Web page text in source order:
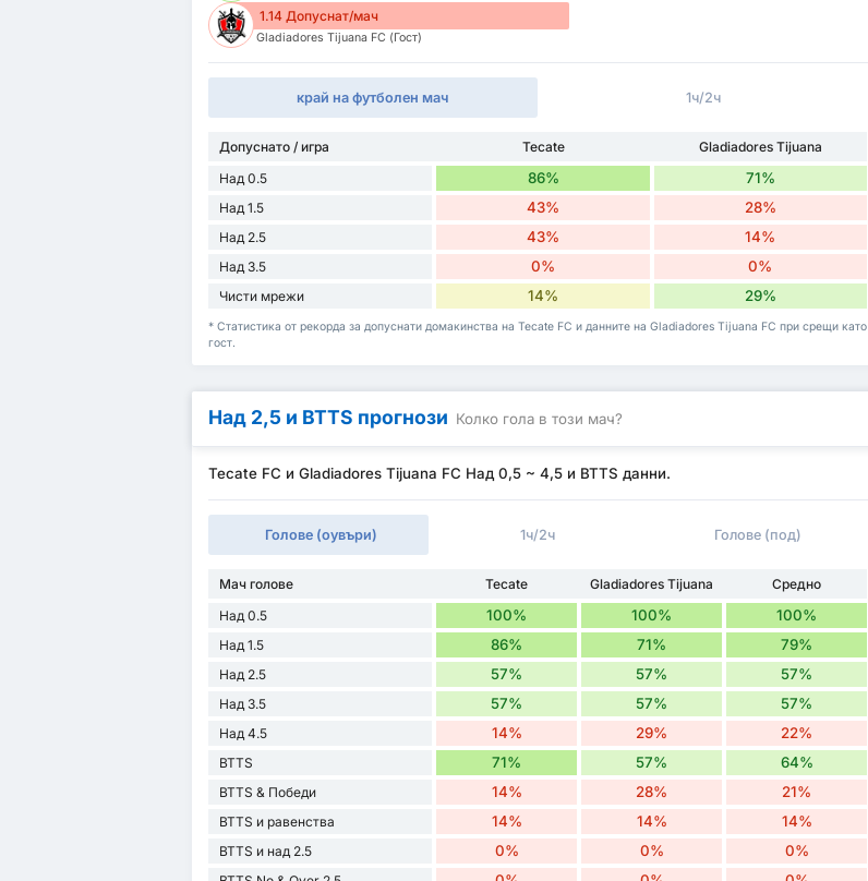
1.14 Допуснат/мач
Gladiadores Tijuana FC (Гост)
край на футболен мач 1ч/2ч
Допуснато / игра Tecate
Gladiadores Tijuana
Над 0.5
86% 71%
Над 1.5 43% 28%
Над 2.5 43% 14%
Над 3.5 0% 0%
Чисти мрежи 14% 29%
* Статистика от рекорда за допуснати домакинства на Tecate FC и данните на Gladiadores Tijuana FC при срещи като
гост.
Над 2,5 и BTTS прогнози Колко гола в този мач?
Tecate FC и Gladiadores Tijuana FC Над 0,5 ~ 4,5 и BTTS данни.
Голове (оувъри) 1ч/2ч Голове (под)
Мач голове Tecate Gladiadores Tijuana
Средно
Над 0.5
100% 100% 100%
Над 1.5 86% 71% 79%
Над 2.5 57% 57% 57%
Над 3.5 57% 57% 57%
Над 4.5 14% 29% 22%
BTTS 71% 57% 64%
BTTS & Победи 14% 28% 21%
BTTS и равенства 14% 14% 14%
BTTS и над 2.5 0% 0% 0%